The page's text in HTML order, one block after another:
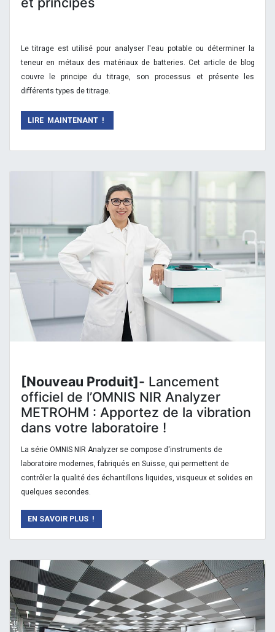
Le titrage est utilisé pour analyser l'eau potable ou déterminer la
teneur en métaux des matériaux de batteries. Cet article de blog
couvre le principe du titrage, son processus et présente les
différents types de titrage.
LIRE MAINTENANT !
[Nouveau Produit]- Lancement
officiel de l’OMNIS NIR Analyzer
METROHM : Apportez de la vibration
dans votre laboratoire !
La série OMNIS NIR Analyzer se compose d'instruments de
laboratoire modernes, fabriqués en Suisse, qui permettent de
contrôler la qualité des échantillons liquides, visqueux et solides en
quelques secondes.
EN SAVOIR PLUS !